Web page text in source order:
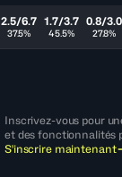
2.5/6.7
37.5%
1.7/3.7
45.5%
0.8/3.0
27.8%
Inscrivez-vous pour
et des fonctionnalités
S'inscrire maintenant